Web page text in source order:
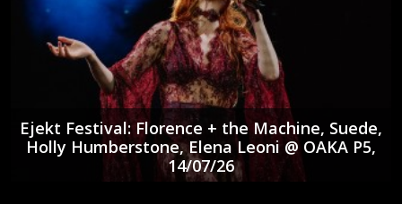
Ejekt Festival: Florence + the Machine, Suede,
Holly Humberstone, Elena Leoni @ ΟΑΚΑ P5,
14/07/26